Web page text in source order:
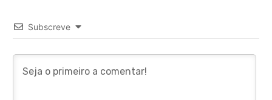
Subscreve